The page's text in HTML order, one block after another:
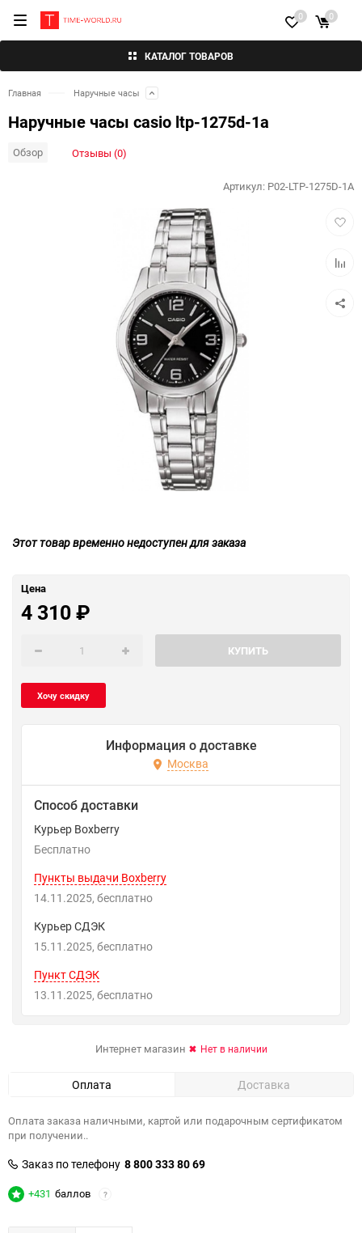
КАТАЛОГ ТОВАРОВ
0 0
Главная Наручные часы
Наручные часы casio ltp-1275d-1a
Обзор Отзывы (0)
Артикул: P02-LTP-1275D-1A
Этот товар временно недоступен для заказа
Цена
4 310₽
КУПИТЬ
Информация о доставке
Москва
Способ доставки
Курьер Boxberry
Бесплатно
Пункты выдачи Boxberry
14.11.2025
Бесплатно
Курьер СДЭК
15.11.2025
Бесплатно
Пункт СДЭК
13.11.2025
Бесплатно
Интернет магазин Нет в наличии
Оплата Доставка
Оплата заказа наличными, картой или подарочным сертификатом
при получении..
Заказ по телефону 8 800 333 80 69
+431 баллов ?